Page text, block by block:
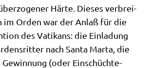
Här­te. Die­ses ver­brei­
im Orden war der Anlaß für die
des Vati­kans: die Ein­la­dung
nach San­ta Mar­ta, die
Gewin­nung (oder Ein­schüch­te­